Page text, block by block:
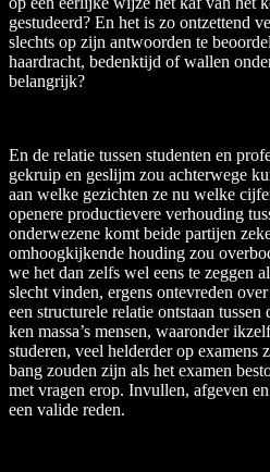
gestudeerd? En het is zo ontzettend
slechts op zijn antwoorden te
haardracht, bedenktijd of wallen
belangrijk?
En de relatie tussen studenten en
gekruip en geslijm zou achterwege
aan welke gezichten ze nu welke
openere productievere verhouding
onderwezene komt beide partijen
omhoogkijkende houding zou
we het dan zelfs wel eens te zeggen
slecht vinden, ergens ontevreden
een structurele relatie ontstaan
ken massa’s mensen, waaronder
studeren, veel helderder op examens
bang zouden zijn als het examen
met vragen erop. Invullen, afgeven
een valide reden.